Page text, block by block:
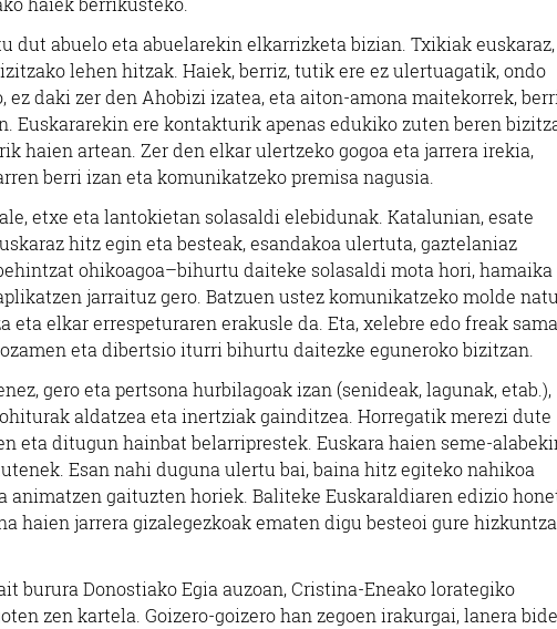
dut abuelo eta abuelarekin elkarrizketa bizian. Txikiak euskaraz,
lehen hitzak. Haiek, berriz, tutik ere ez ulertuagatik, ondo
daki zer den Ahobizi izatea, eta aiton-amona maitekorrek,
Euskararekin ere kontakturik apenas edukiko zuten beren
haien artean. Zer den elkar ulertzeko gogoa eta jarrera irekia,
berri izan eta komunikatzeko premisa nagusia.
etxe eta lantokietan solasaldi elebidunak. Katalunian, esate
hitz egin eta besteak, esandakoa ulertuta, gaztelaniaz
ohikoagoa–bihurtu daiteke solasaldi mota hori, hamaika
jarraituz gero. Batzuen ustez komunikatzeko molde
eta elkar errespeturaren erakusle da. Eta, xelebre edo freak
eta dibertsio iturri bihurtu daitezke eguneroko bizitzan.
gero eta pertsona hurbilagoak izan (senideak, lagunak, etab.),
aldatzea eta inertziak gainditzea. Horregatik merezi dute
eta ditugun hainbat belarriprestek. Euskara haien seme-
Esan nahi duguna ulertu bai, baina hitz egiteko nahikoa
animatzen gaituzten horiek. Baliteke Euskaraldiaren edizio
haien jarrera gizalegezkoak ematen digu besteoi gure
burura Donostiako Egia auzoan, Cristina-Eneako lorategiko
zen kartela. Goizero-goizero han zegoen irakurgai, lanera